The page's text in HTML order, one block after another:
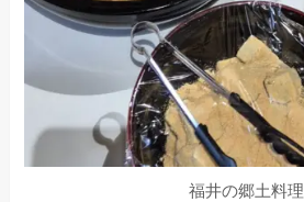
福井の郷土料理